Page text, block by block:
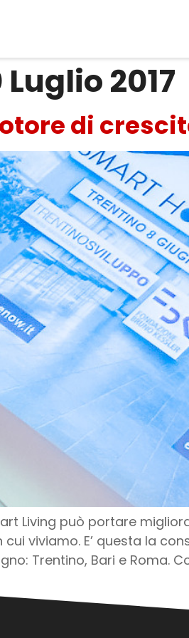
Luglio 2017
di
Living può portare
viviamo. E’ questa la
Trentino, Bari e Roma.